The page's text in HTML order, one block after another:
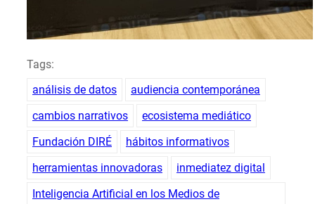
Tags:
análisis de datos
audiencia contemporánea
cambios narrativos
ecosistema mediático
Fundación DIRÉ
hábitos informativos
herramientas innovadoras
inmediatez digital
Inteligencia Artificial en los Medios de